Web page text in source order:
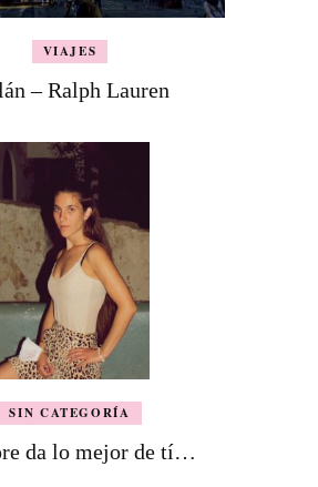
VIAJES
– Ralph Lauren
SIN CATEGORÍA
da lo mejor de tí…